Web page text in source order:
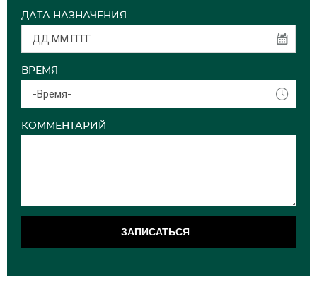
ДАТА НАЗНАЧЕНИЯ
ВРЕМЯ
-Время-
КОММЕНТАРИЙ
ЗАПИСАТЬСЯ